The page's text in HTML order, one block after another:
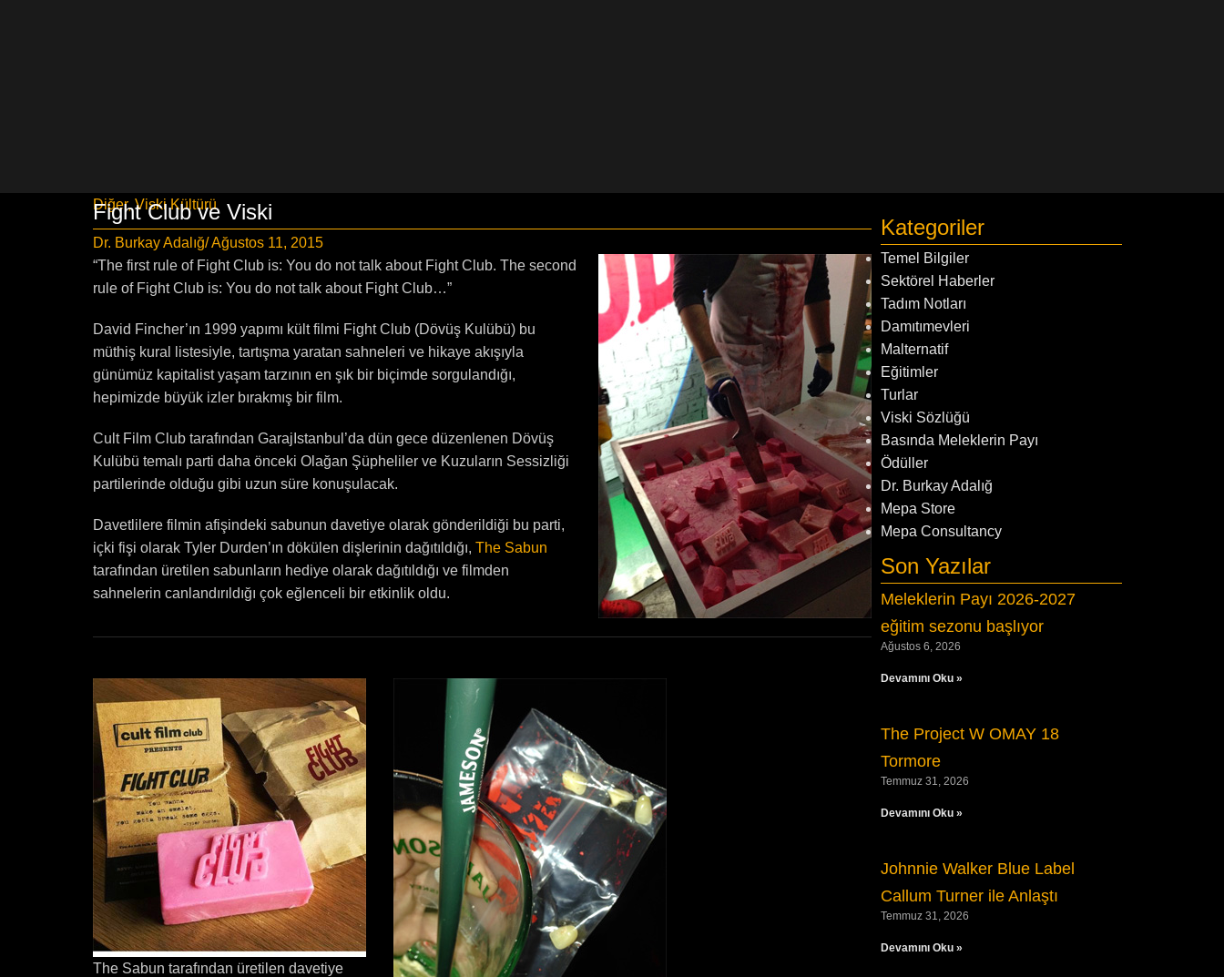
Diğer,Viski Kültürü
Fight Club ve Viski
Dr. Burkay Adalığ/ Ağustos 11, 2015
“The first rule of Fight Club is: You do not talk about Fight Club. The second
rule of Fight Club is: You do not talk about Fight Club…”
David Fincher’ın 1999 yapımı kült filmi Fight Club (Dövüş Kulübü) bu
müthiş kural listesiyle, tartışma yaratan sahneleri ve hikaye akışıyla
günümüz kapitalist yaşam tarzının en şık bir biçimde sorgulandığı,
hepimizde büyük izler bırakmış bir film.
Cult Film Club tarafından GarajIstanbul’da dün gece düzenlenen Dövüş
Kulübü temalı parti daha önceki Olağan Şüpheliler ve Kuzuların Sessizliği
partilerinde olduğu gibi uzun süre konuşulacak.
Davetlilere filmin afişindeki sabunun davetiye olarak gönderildiği bu parti,
içki fişi olarak Tyler Durden’ın dökülen dişlerinin dağıtıldığı, The Sabun
tarafından üretilen sabunların hediye olarak dağıtıldığı ve filmden
sahnelerin canlandırıldığı çok eğlenceli bir etkinlik oldu.
The Sabun tarafından üretilen davetiye
Kategoriler
Temel Bilgiler
Sektörel Haberler
Tadım Notları
Damıtımevleri
Malternatif
Eğitimler
Turlar
Viski Sözlüğü
Basında Meleklerin Payı
Ödüller
Dr. Burkay Adalığ
Mepa Store
Mepa Consultancy
Son Yazılar
Meleklerin Payı 2026-2027
eğitim sezonu başlıyor
Ağustos 6, 2026
Devamını Oku »
The Project W OMAY 18
Tormore
Temmuz 31, 2026
Devamını Oku »
Johnnie Walker Blue Label
Callum Turner ile Anlaştı
Temmuz 31, 2026
Devamını Oku »